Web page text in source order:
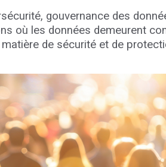
gouvernance des
où les données demeurent
de sécurité et de